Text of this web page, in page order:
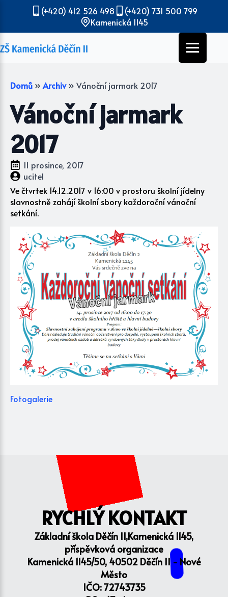
(+420) 412 526 498
(+420) 731 500 799
Kamenická 1145
Domů » Archiv » Vánoční jarmark 2017
Vánoční jarmark
2017
11 prosince, 2017
ucitel
Ve čtvrtek 14.12.2017 v 16:00 v prostoru školní jídelny
slavnostně zahájí školní sbory každoroční vánoční
setkání.
Fotogalerie
RYCHLÝ KONTAKT
Základní škola Děčín II,Kamenická 1145,
příspěvková organizace
Kamenická 1145/50, 40502 Děčín II - Nové
Město
IČO: 72743735